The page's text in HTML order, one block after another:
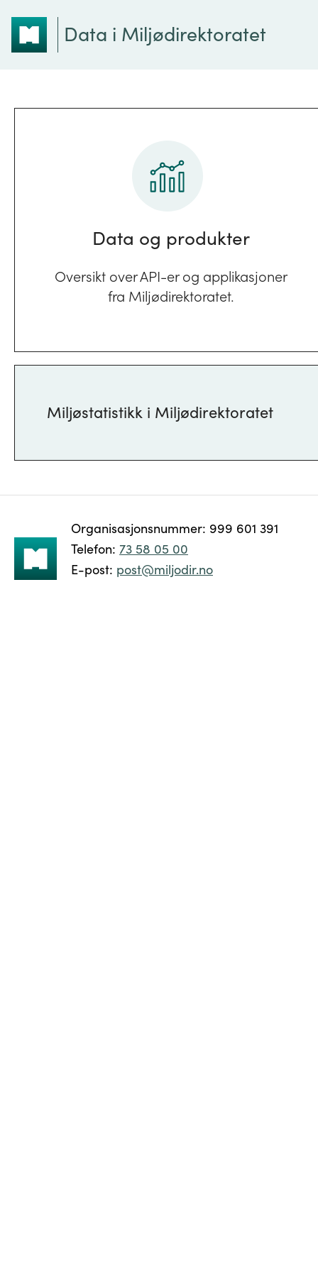
Data i Miljødirektoratet
Data og produkter
Oversikt over API-er og applikasjoner
fra Miljødirektoratet.
Miljøstatistikk i Miljødirektoratet
Organisasjonsnummer: 999 601 391
Telefon: Telefon:
73 58 05 00
E-post: E-
post@miljodir.no